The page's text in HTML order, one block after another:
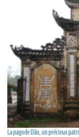
La pagode Dâu, un précieux